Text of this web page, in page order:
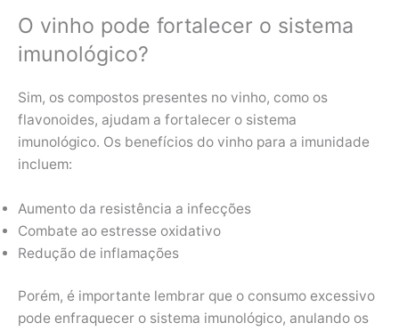
O vinho pode fortalecer o sistema
imunológico?
Sim, os compostos presentes no vinho, como os
flavonoides, ajudam a fortalecer o sistema
imunológico. Os benefícios do vinho para a imunidade
incluem:
Aumento da resistência a infecções
Combate ao estresse oxidativo
Redução de inflamações
Porém, é importante lembrar que o consumo excessivo
pode enfraquecer o sistema imunológico, anulando os